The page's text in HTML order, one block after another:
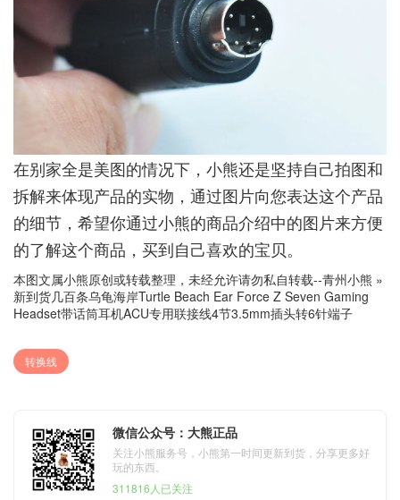
在别家全是美图的情况下，小熊还是坚持自己拍图和
拆解来体现产品的实物，通过图片向您表达这个产品
的细节，希望你通过小熊的商品介绍中的图片来方便
的了解这个商品，买到自己喜欢的宝贝。
本图文属小熊原创或转载整理，未经允许请勿私自转载--青州小熊 »
新到货几百条乌龟海岸Turtle Beach Ear Force Z Seven Gaming
Headset带话筒耳机ACU专用联接线4节3.5mm插头转6针端子
转换线
微信公众号：大熊正品
关注小熊服务号，小熊第一时间更新到货，分享更多好
玩的东西。
311816人已关注